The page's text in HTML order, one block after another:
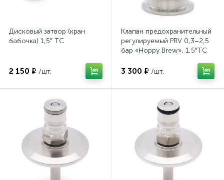
Дисковый затвор (кран
бабочка) 1,5″ TC
2 150 ₽ /шт.
Клапан предохранительный
регулируемый PRV 0,3–2,5
бар «Hoppy Brew», 1,5″TC
3 300 ₽ /шт.